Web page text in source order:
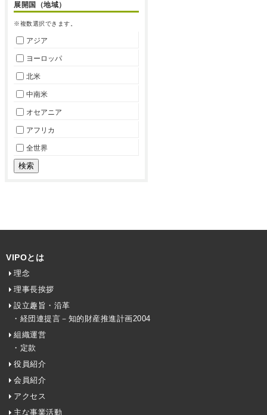
展開国（地域）
※複数選択できます。
アジア
ヨーロッパ
北米
中南米
オセアニア
アフリカ
全世界
VIPOとは
理念
理事長挨拶
設立趣旨・沿革
・経団連提言－知的財産推進計画2004
組織運営
・定款
役員紹介
会員紹介
アクセス
主な事業活動